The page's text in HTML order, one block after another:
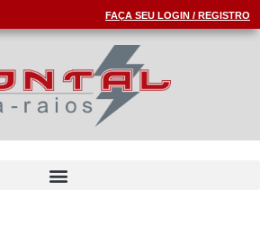
FAÇA SEU LOGIN / REGISTRO